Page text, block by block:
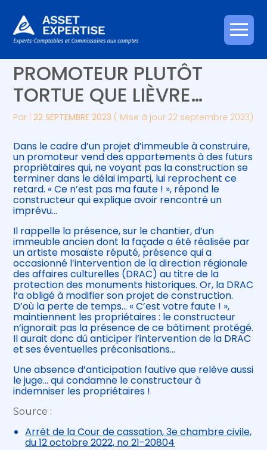
Aller
au
Créer et reprendre une activité
Gérer votre quotidien
Piloter votre entreprise
Développer votre entreprise
Construire votre patrimoine
Être prêt pour la facturation
électronique
Piloter votre gestion
Suivre votre comptabilité
Gérer vos ressources humaines
C’EST L’HISTOIRE D’UN
PROMOTEUR PLUTÔT
TORTUE QUE LIÈVRE…
Par |22 SEPTEMBRE 2023 ( Mise à jour 22 septembre 2023)
Dans le cadre d’un projet d’immeuble à construire,
un promoteur vend des appartements à des futurs
propriétaires qui, ne voyant pas la construction se
terminer dans le délai imparti, lui reprochent ce
retard. « Ce n’est pas ma faute ! », répond le
constructeur qui explique avoir rencontré un
imprévu…
Il rappelle la présence, sur le chantier, d’un
immeuble ancien dont la façade a été réalisée par
un artiste mosaïste réputé, présence qui a
occasionné l’intervention de la direction régionale
des affaires culturelles (DRAC) au titre de la
protection des monuments historiques. Or, la DRAC
l’a obligé à modifier son projet de construction.
D’où la perte de temps… « C’est votre faute ! »,
maintiennent les propriétaires : le constructeur
n’ignorait pas la présence de ce bâtiment protégé.
Il aurait donc dû anticiper l’intervention de la DRAC
et ses éventuelles préconisations…
Une absence d’anticipation fautive que relève aussi
le juge… qui condamne le constructeur à
indemniser les propriétaires !
Source :
Arrêt de la Cour de cassation, 3e chambre civile,
du 12 octobre 2022, no 21-20804